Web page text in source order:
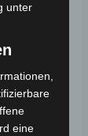
unter
eine